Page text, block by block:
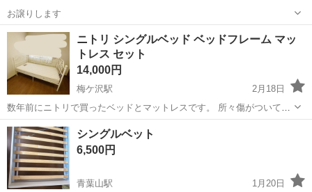
お譲りします
宮城 名取市 館腰駅 ベッド ベット
ニトリ シングルベッド ベッドフレーム マッ
トレス セット
14,000円
梅ケ沢駅
2月18日
数年前にニトリで買ったベッドとマットレスです。 所々傷がついてい
ます。 場所によっては栗原市、登米市、大崎市に取り引き行けますの
でお気軽にメッセージください(^^)
宮城 栗原市 梅ケ沢駅 ベッド
シングルベット
6,500円
青葉山駅
1月20日